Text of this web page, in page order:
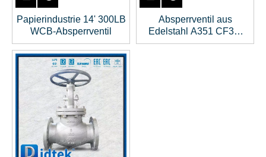
Papierindustrie 14' 300LB
WCB-Absperrventil
Absperrventil aus
Edelstahl A351 CF3M
HW